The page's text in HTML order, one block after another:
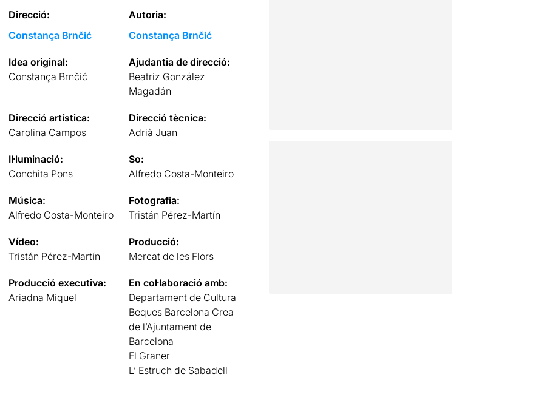
Direcció:
Constança Brnčić
Autoria:
Constança Brnčić
Idea original:
Constança Brnčić
Ajudantia de direcció:
Beatriz González
Magadán
Direcció artística:
Carolina Campos
Direcció tècnica:
Adrià Juan
Il·luminació:
Conchita Pons
So:
Alfredo Costa-Monteiro
Música:
Alfredo Costa-Monteiro
Fotografia:
Tristán Pérez-Martín
Vídeo:
Tristán Pérez-Martín
Producció:
Mercat de les Flors
Producció executiva:
Ariadna Miquel
En col·laboració amb:
Departament de Cultura
Beques Barcelona Crea
de l’Ajuntament de
Barcelona
El Graner
L’ Estruch de Sabadell